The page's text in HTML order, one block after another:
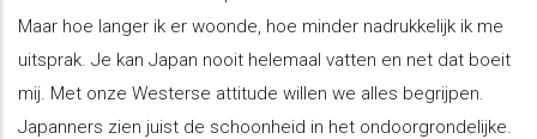
Maar hoe langer ik er woonde, hoe minder nadrukkelijk ik me
uitsprak. Je kan Japan nooit helemaal vatten en net dat boeit
mij. Met onze Westerse attitude willen we alles begrijpen.
Japanners zien juist de schoonheid in het ondoorgrondelijke.